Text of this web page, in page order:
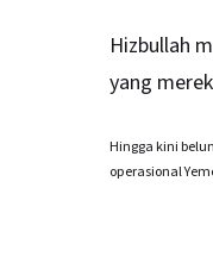
Hizbullah
yang
Hingga kini
operasional